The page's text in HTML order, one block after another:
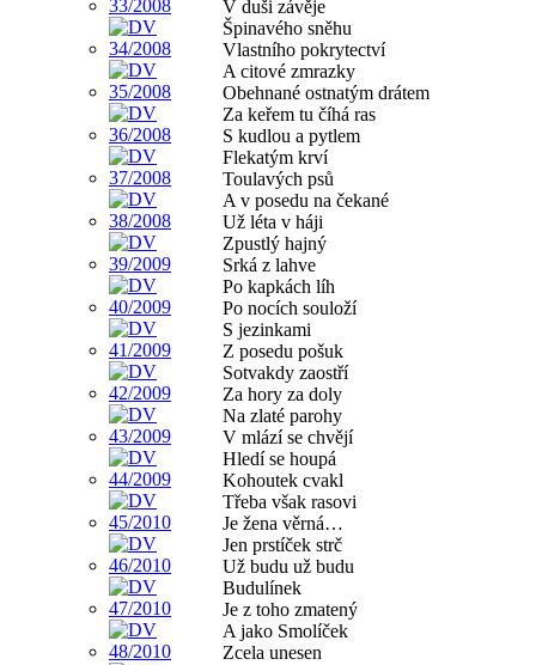
V duši závěje
Špinavého sněhu
Vlastního pokrytectví
A citové zmrazky
Obehnané ostnatým drátem
Za keřem tu číhá ras
S kudlou a pytlem
Flekatým krví
Toulavých psů
A v posedu na čekané
Už léta v háji
Zpustlý hajný
Srká z lahve
Po kapkách líh
Po nocích souloží
S jezinkami
Z posedu pošuk
Sotvakdy zaostří
Za hory za doly
Na zlaté parohy
V mlází se chvějí
Hledí se houpá
Kohoutek cvakl
Třeba však rasovi
Je žena věrná…
Jen prstíček strč
Už budu už budu
Budulínek
Je z toho zmatený
A jako Smolíček
Zcela unesen